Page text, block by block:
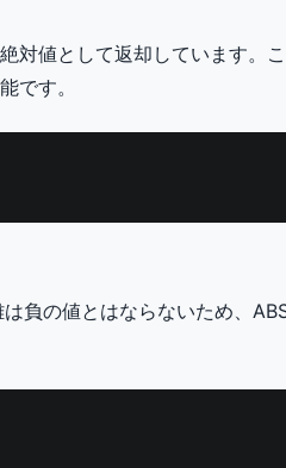
対値として返却しています。
です。
負の値とはならないため、